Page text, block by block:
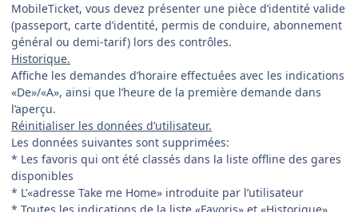
MobileTicket, vous devez présenter une pièce d’identité valide
(passeport, carte d’identité, permis de conduire, abonnement
général ou demi-tarif) lors des contrôles.
Historique.
Affiche les demandes d’horaire effectuées avec les indications
«De»/«A», ainsi que l’heure de la première demande dans
l’aperçu.
Réinitialiser les données d’utilisateur.
Les données suivantes sont supprimées:
* Les favoris qui ont été classés dans la liste offline des gares
disponibles
* L’«adresse Take me Home» introduite par l’utilisateur